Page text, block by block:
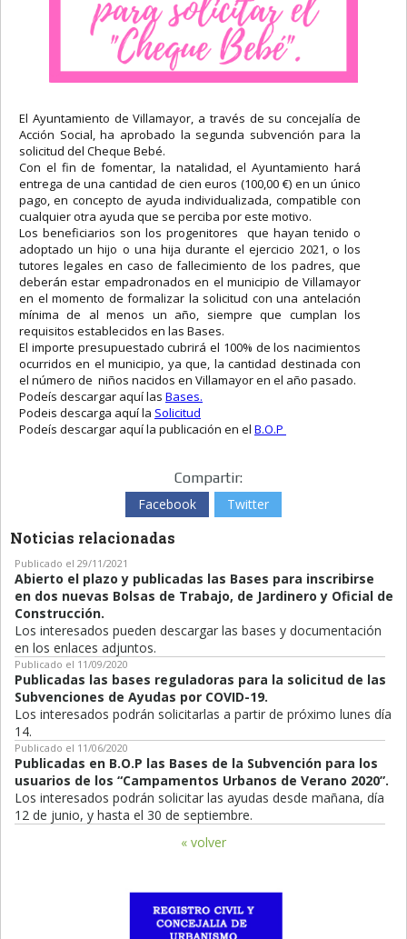
El Ayuntamiento de Villamayor, a través de su concejalía de
Acción Social, ha aprobado la segunda subvención para la
solicitud del Cheque Bebé.
Con el fin de fomentar, la natalidad, el Ayuntamiento hará
entrega de una cantidad de cien euros (100,00 €) en un único
pago, en concepto de ayuda individualizada, compatible con
cualquier otra ayuda que se perciba por este motivo.
Los beneficiarios son los progenitores que hayan tenido o
adoptado un hijo o una hija durante el ejercicio 2021, o los
tutores legales en caso de fallecimiento de los padres, que
deberán estar empadronados en el municipio de Villamayor
en el momento de formalizar la solicitud con una antelación
mínima de al menos un año, siempre que cumplan los
requisitos establecidos en las Bases.
El importe presupuestado cubrirá el 100% de los nacimientos
ocurridos en el municipio, ya que, la cantidad destinada con
el número de niños nacidos en Villamayor en el año pasado.
Podeís descargar aquí las Bases.
Podeis descarga aquí la Solicitud
Podeís descargar aquí la publicación en el B.O.P
Compartir:
Facebook
Twitter
Noticias relacionadas
Publicado el 29/11/2021
Abierto el plazo y publicadas las Bases para inscribirse
en dos nuevas Bolsas de Trabajo, de Jardinero y Oficial de
Construcción.
Los interesados pueden descargar las bases y documentación
en los enlaces adjuntos.
Publicado el 11/09/2020
Publicadas las bases reguladoras para la solicitud de las
Subvenciones de Ayudas por COVID-19.
Los interesados podrán solicitarlas a partir de próximo lunes día
14.
Publicado el 11/06/2020
Publicadas en B.O.P las Bases de la Subvención para los
usuarios de los “Campamentos Urbanos de Verano 2020”.
Los interesados podrán solicitar las ayudas desde mañana, día
12 de junio, y hasta el 30 de septiembre.
« volver